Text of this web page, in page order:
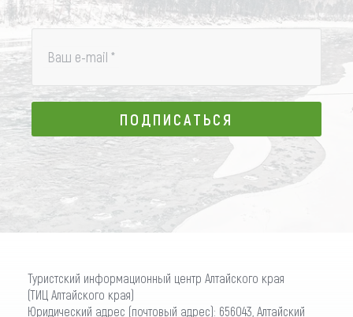
Ваш e-mail *
ПОДПИСАТЬСЯ
ПОДПИСАТЬСЯ
Туристский информационный центр Алтайского края
(ТИЦ Алтайского края)
Юридический адрес (почтовый адрес): 656043, Алтайский